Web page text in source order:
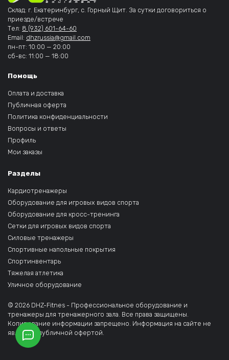
Склад: г. Екатеринбург, с. Горный Щит. За сутки договориться о
приезде/встрече
Тел: 8 (932) 601-64-60
Email: dhzrussia@gmail.com
пн-пт: 10:00 — 20:00
сб-вс: 11:00 — 18:00
Помощь
Оплата и доставка
Публичная оферта
Политика конфиденциальности
Вопросы и ответы
Профиль
Мои заказы
Разделы
Кардиотренажеры
Оборудование для игровых видов спорта
Оборудование для кросс-тренинга
Сетки для игровых видов спорта
Силовые тренажеры
Спортивные напольные покрытия
Спортинвентарь
Тяжелая атлетика
Уличное оборудование
© 2026 DHZ-Fitnes - Профессиональное оборудование и
тренажеры для тренажерного зала. Все права защищены.
Копирование информации запрещено. Информация на сайте не
является публичной офертой.